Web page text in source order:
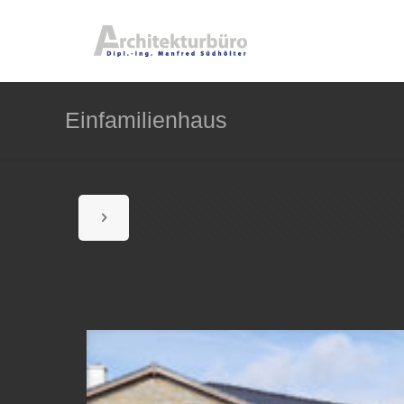
Einfamilienhaus